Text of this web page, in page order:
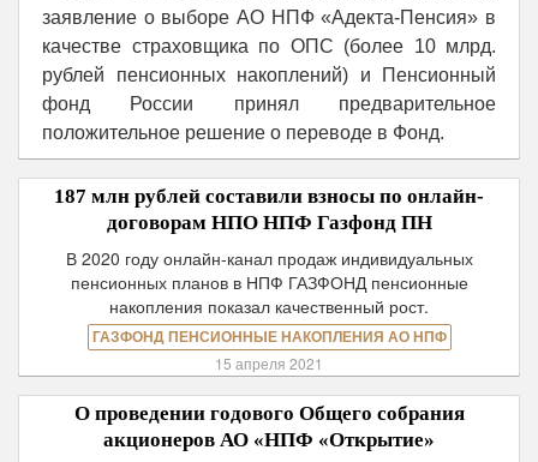
заявление о выборе АО НПФ «Адекта-Пенсия» в
качестве страховщика по ОПС (более 10 млрд.
рублей пенсионных накоплений) и Пенсионный
фонд России принял предварительное
положительное решение о переводе в Фонд.
187 млн рублей составили взносы по онлайн-
договорам НПО НПФ Газфонд ПН
В 2020 году онлайн-канал продаж индивидуальных
пенсионных планов в НПФ ГАЗФОНД пенсионные
накопления показал качественный рост.
ГАЗФОНД ПЕНСИОННЫЕ НАКОПЛЕНИЯ АО НПФ
15 апреля 2021
О проведении годового Общего собрания
акционеров АО «НПФ «Открытие»